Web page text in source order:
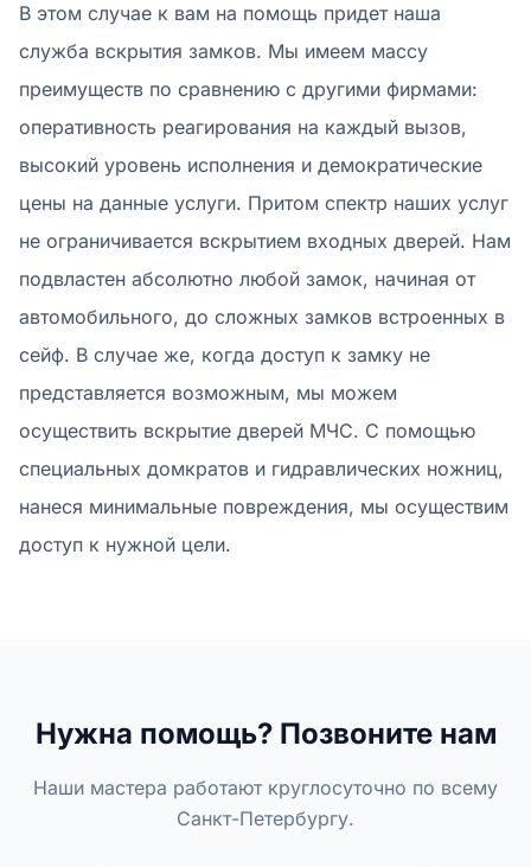
В этом случае к вам на помощь придет наша
служба вскрытия замков. Мы имеем массу
преимуществ по сравнению с другими фирмами:
оперативность реагирования на каждый вызов,
высокий уровень исполнения и демократические
цены на данные услуги. Притом спектр наших услуг
не ограничивается вскрытием входных дверей. Нам
подвластен абсолютно любой замок, начиная от
автомобильного, до сложных замков встроенных в
сейф. В случае же, когда доступ к замку не
представляется возможным, мы можем
осуществить вскрытие дверей МЧС. С помощью
специальных домкратов и гидравлических ножниц,
нанеся минимальные повреждения, мы осуществим
доступ к нужной цели.
Нужна помощь? Позвоните нам
Наши мастера работают круглосуточно по всему
Санкт-Петербургу.